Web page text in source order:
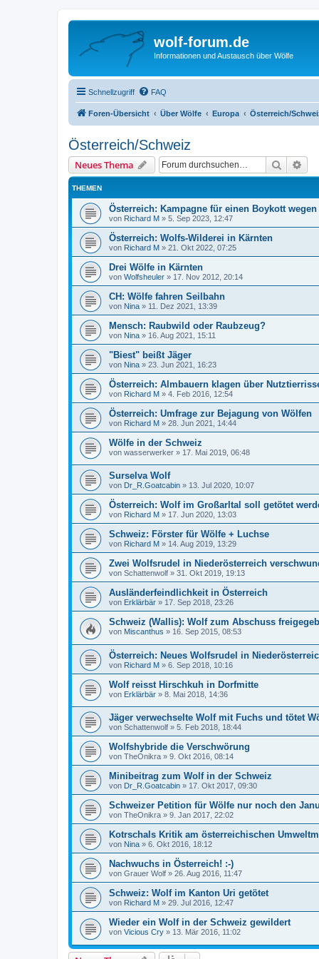
wolf-forum.de
Informationen und Austausch über Wölfe
Schnellzugriff FAQ
Foren-Übersicht Über Wölfe Europa Österreich/
Österreich/Schweiz
Neues Thema Suche
THEMEN
Österreich: Kampagne für einen Boykott
von Richard M » 5. Sep 2023, 12:47
Österreich: Wolfs-Wilderei in Kärnten
von Richard M » 21. Okt 2022, 07:25
Drei Wölfe in Kärnten
von Wolfsheuler » 17. Nov 2012, 20:14
CH: Wölfe fahren Seilbahn
von Nina » 11. Dez 2021, 13:39
Mensch: Raubwild oder Raubzeug?
von Nina » 16. Aug 2021, 15:11
"Biest" beißt Jäger
von Nina » 23. Jun 2021, 16:23
Österreich: Almbauern klagen über
von Richard M » 4. Feb 2016, 12:54
Österreich: Umfrage zur Bejagung von Wölfen
von Richard M » 28. Jun 2021, 14:44
Wölfe in der Schweiz
von wasserwerker » 17. Mai 2019, 06:48
Surselva Wolf
von Dr_R.Goatcabin » 13. Jul 2020, 10:07
Österreich: Wolf im Großarltal soll getötet
von Richard M » 17. Jun 2020, 13:03
Schweiz: Förster für Wölfe + Luchse
von Richard M » 14. Aug 2019, 13:29
Zwei Wolfsrudel in Niederösterreich
von Schattenwolf » 31. Okt 2019, 19:13
Ausländerfeindlichkeit in Österreich
von Erklärbär » 17. Sep 2018, 23:26
Schweiz (Wallis): Wolf zum Abschuss
von Miscanthus » 16. Sep 2015, 08:53
Österreich: Neues Wolfsrudel in
von Richard M » 6. Sep 2018, 10:16
Wolf reisst Hirschkuh in Dorfmitte
von Erklärbär » 8. Mai 2018, 14:36
Jäger verwechselte Wolf mit Fuchs und tötet
von Schattenwolf » 5. Feb 2018, 18:44
Wolfshybride die Verschwörung
von TheOnikra » 9. Okt 2016, 08:14
Minibeitrag zum Wolf in der Schweiz
von Dr_R.Goatcabin » 17. Okt 2017, 09:30
Schweizer Petition für Wölfe nur noch den
von TheOnikra » 9. Jan 2017, 22:02
Kotrschals Kritik am österreichischen
von Nina » 6. Okt 2016, 18:12
Nachwuchs in Österreich! :-)
von Grauer Wolf » 26. Aug 2016, 11:47
Schweiz: Wolf im Kanton Uri getötet
von Richard M » 29. Jul 2016, 12:47
Wieder ein Wolf in der Schweiz gewildert
von Vicious Cry » 13. Mär 2016, 11:02